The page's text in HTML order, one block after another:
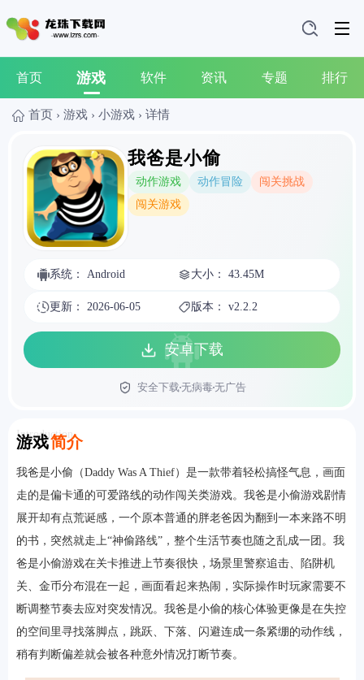
首页 游戏 软件 资讯 专题 排行
首页 › 游戏 › 小游戏 › 详情
我爸是小偷
动作游戏 动作冒险
闯关挑战
闯关游戏
系统： Android 大小： 43.45M
更新： 2026-06-05 版本： v2.2.2
安卓下载
安全下载无病毒无广告
游戏简介
Introduction
我爸是小偷（Daddy Was A Thief）是一款带着轻松搞怪气息，画面
走的是偏卡通的可爱路线的动作闯关类游戏。我爸是小偷游戏剧情
展开却有点荒诞感，一个原本普通的胖老爸因为翻到一本来路不明
的书，突然就走上“神偷路线”，整个生活节奏也随之乱成一团。我
爸是小偷游戏在关卡推进上节奏很快，场景里警察追击、陷阱机
关、金币分布混在一起，画面看起来热闹，实际操作时玩家需要不
断调整节奏去应对突发情况。我爸是小偷的核心体验更像是在失控
的空间里寻找落脚点，跳跃、下落、闪避连成一条紧绷的动作线，
稍有判断偏差就会被各种意外情况打断节奏。